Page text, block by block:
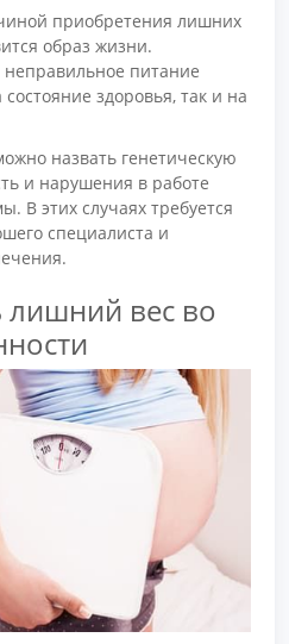
приобретения лишних
образ жизни.
питание
здоровья, так и на
назвать генетическую
и нарушения в работе
В этих случаях требуется
специалиста и
лишний вес во